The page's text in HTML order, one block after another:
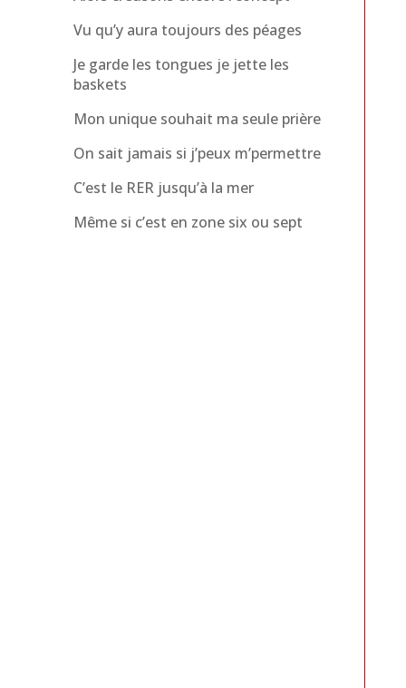
Vu qu’y aura toujours des péages
Je garde les tongues je jette les
baskets
Mon unique souhait ma seule prière
On sait jamais si j’peux m’permettre
C’est le RER jusqu’à la mer
Même si c’est en zone six ou sept